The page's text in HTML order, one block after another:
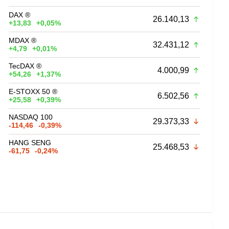
DAX ®
+13,83
+0,05% 26.140,13
MDAX ®
+4,79
+0,01% 32.431,12
TecDAX ®
+54,26
+1,37% 4.000,99
E-STOXX 50 ®
+25,58
+0,39% 6.502,56
NASDAQ 100
-114,46
-0,39% 29.373,33
HANG SENG
-61,75
-0,24% 25.468,53